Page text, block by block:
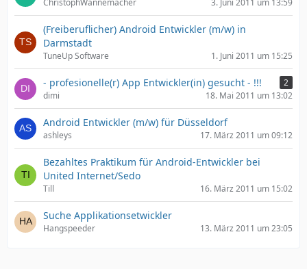
ChristophWannemacher 3. Juni 2011 um 13:59
(Freiberuflicher) Android Entwickler (m/w) in
Darmstadt
TuneUp Software 1. Juni 2011 um 15:25
- profesionelle(r) App Entwickler(in) gesucht - !!!
2
dimi
18. Mai 2011 um 13:02
Android Entwickler (m/w) für Düsseldorf
ashleys 17. März 2011 um 09:12
Bezahltes Praktikum für Android-Entwickler bei
United Internet/Sedo
Till 16. März 2011 um 15:02
Suche Applikationsetwickler
Hangspeeder 13. März 2011 um 23:05